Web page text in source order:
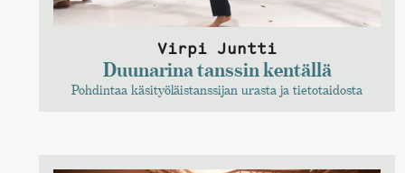
Virpi Juntti
Duunarina tanssin kentällä
Pohdintaa käsityöläistanssijan urasta ja tietotaidosta